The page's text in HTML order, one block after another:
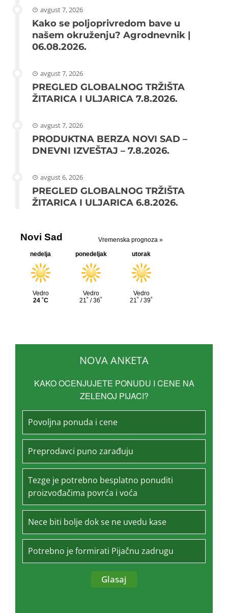
avgust 7, 2026
Kako se poljoprivredom bave u
našem okruženju? Agrodnevnik |
06.08.2026.
avgust 7, 2026
PREGLED GLOBALNOG TRŽIŠTA
ŽITARICA I ULJARICA 7.8.2026.
avgust 7, 2026
PRODUKTNA BERZA NOVI SAD –
DNEVNI IZVEŠTAJ – 7.8.2026.
avgust 6, 2026
PREGLED GLOBALNOG TRŽIŠTA
ŽITARICA I ULJARICA 6.8.2026.
NOVA ANKETA
KAKO OCENJUJETE PONUDU I CENE NA
ZELENOJ PIJACI?
Povoljna ponuda i cene
Preprodavci puno zarađuju
Tezge je potrebno besplatno ponuditi
proizvođačima povrća i voća
Nece biti bolje dok se ne uvedu kase
Potrebno je formirati Pijačnu zadrugu